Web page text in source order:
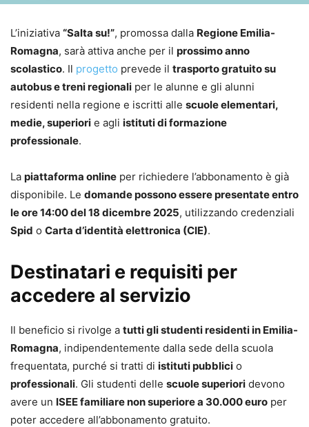
L’iniziativa “Salta su!”, promossa dalla Regione Emilia-
Romagna, sarà attiva anche per il prossimo anno
scolastico. Il progetto prevede il trasporto gratuito su
autobus e treni regionali per le alunne e gli alunni
residenti nella regione e iscritti alle scuole elementari,
medie, superiori e agli istituti di formazione
professionale.
La piattaforma online per richiedere l’abbonamento è già
disponibile. Le domande possono essere presentate entro
le ore 14:00 del 18 dicembre 2025, utilizzando credenziali
Spid o Carta d’identità elettronica (CIE).
Destinatari e requisiti per
accedere al servizio
Il beneficio si rivolge a tutti gli studenti residenti in Emilia-
Romagna, indipendentemente dalla sede della scuola
frequentata, purché si tratti di istituti pubblici o
professionali. Gli studenti delle scuole superiori devono
avere un ISEE familiare non superiore a 30.000 euro per
poter accedere all’abbonamento gratuito.